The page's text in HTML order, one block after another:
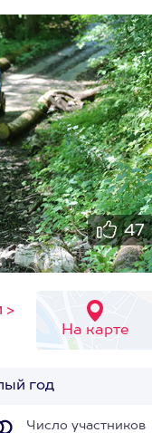
47
>
На карте
год
Число участников